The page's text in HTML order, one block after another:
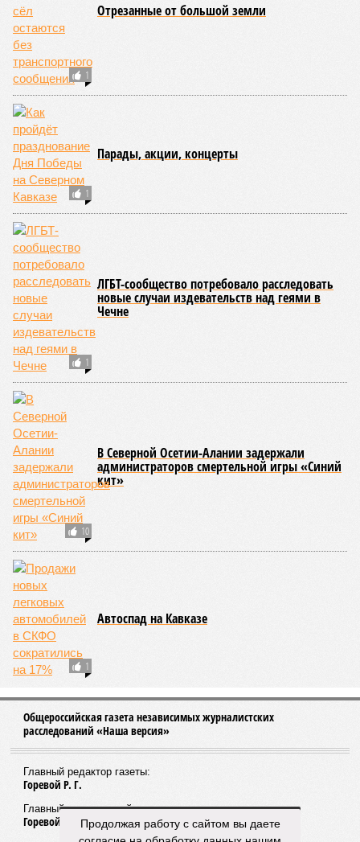
аварийно-восстановительным работам рассчитывают
приступить только после существенного снижения напора
воды, сбрасываемой из штольни Ирганайской ГЭС,
ориентировочно к 15 августа.
В Чародинском районе на дороге «Цуриб – Арчиб»
транспортное сообщение с 18 населёнными пунктами было
восстановлено по временной схеме, однако подъездные
пути к двум селам всё ещё остаются заблокированными.
Ранее в Унцукульском районе Дагестана из-за
повреждения дорожного полотна протяжённостью 110
метров и серьёзных нарушений в системе водоснабжения
был объявлен режим ЧС. Для борьбы с паводками в
республике активно задействуют волонтёров.
Опубликовано:13.07.2026 16:12
Отредактировано:13.07.2026 16:12
СЮЖЕТ
Недвижимость
05/08
Ставрополье вошло в топ-10 регионов России по
турпотоку в первой половине 2026 года
05/08
Более трети автомобилистов Северного Кавказа
04/08
В Северной Осетии задержали мужчину за стрельбу
на базе отдыха
тысячи рублей
В Дагестане нашли почти 3,9 тысячи земельных
участков под жилую застройку
ЕЩЕ НОВОСТИ
НОВОСТИ ПАРТНЕРОВ
Продолжая работу с сайтом вы даете